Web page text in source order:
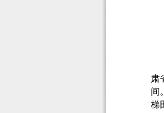
肃
间
梯